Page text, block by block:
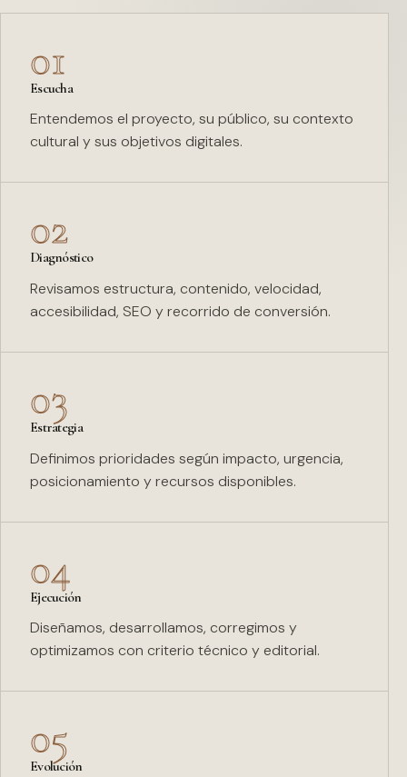
01
Escucha
Entendemos el proyecto, su público, su contexto
cultural y sus objetivos digitales.
02
Diagnóstico
Revisamos estructura, contenido, velocidad,
accesibilidad, SEO y recorrido de conversión.
03
Estrategia
Definimos prioridades según impacto, urgencia,
posicionamiento y recursos disponibles.
04
Ejecución
Diseñamos, desarrollamos, corregimos y
optimizamos con criterio técnico y editorial.
05
Evolución